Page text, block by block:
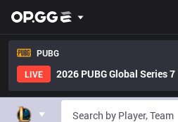
PUBG
LIVE
2026 PUBG Global Series 7